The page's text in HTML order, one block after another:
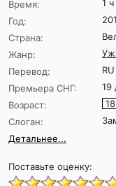
Время:
1
Год:
Страна:
Жанр:
Перевод:
RU
Премьера СНГ:
19
Возраст:
Слоган:
Детальнее...
Поставьте оценку: